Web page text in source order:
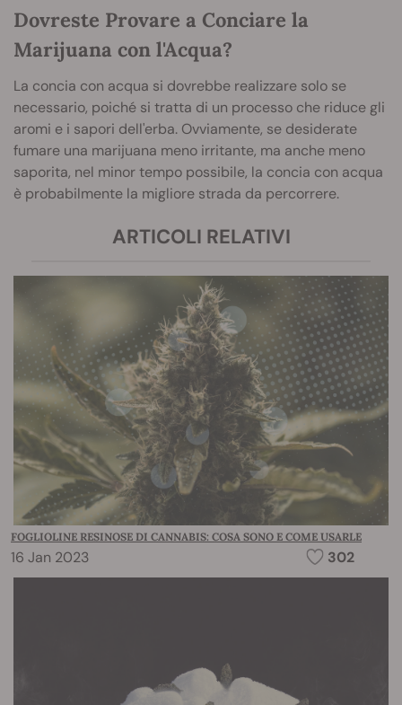
Dovreste Provare a Conciare la
Marijuana con l'Acqua?
La concia con acqua si dovrebbe realizzare solo se
necessario, poiché si tratta di un processo che riduce gli
aromi e i sapori dell'erba. Ovviamente, se desiderate
fumare una marijuana meno irritante, ma anche meno
saporita, nel minor tempo possibile, la concia con acqua
è probabilmente la migliore strada da percorrere.
ARTICOLI RELATIVI
FOGLIOLINE RESINOSE DI CANNABIS: COSA SONO E COME USARLE
16 Jan 2023 302